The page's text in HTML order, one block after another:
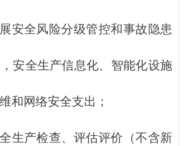
全风险分级管控和事故隐患
安全生产信息化、智能化设施
和网络安全支出；
产检查、评估评价（不含新